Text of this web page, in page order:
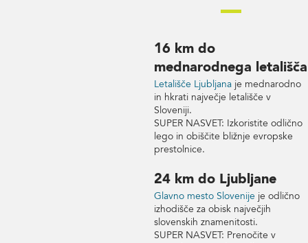
16 km do
mednarodnega letališča
Letališče Ljubljana je mednarodno
in hkrati največje letališče v
Sloveniji.
SUPER NASVET: Izkoristite odlično
lego in obiščite bližnje evropske
prestolnice.
24 km do Ljubljane
Glavno mesto Slovenije je odlično
izhodišče za obisk največjih
slovenskih znamenitosti.
SUPER NASVET: Prenočite v